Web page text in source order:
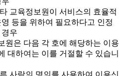
교육정보원이 서비스의 효율적
영 등을 위하여 필요하다고 인정
우
원은 다음 각 호에 해당하는 이용
대하여는 이를 거절할 수 있습니
사람의 명의를 사용하여 이용신